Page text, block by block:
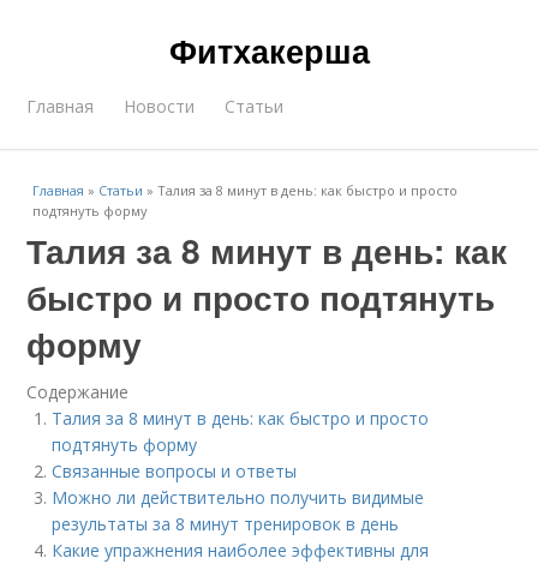
Фитхакерша
Главная Новости Статьи
Главная » Статьи »Талия за 8 минут в день: как быстро и просто
подтянуть форму
Талия за 8 минут в день: как
быстро и просто подтянуть
форму
Содержание
Талия за 8 минут в день: как быстро и просто
подтянуть форму
Связанные вопросы и ответы
Можно ли действительно получить видимые
результаты за 8 минут тренировок в день
Какие упражнения наиболее эффективны для